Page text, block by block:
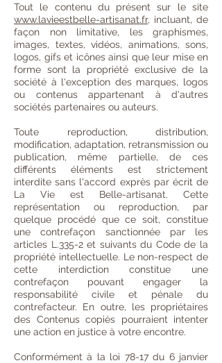
Tout le contenu du présent sur le site
www.lavieestbelle-artisanat.fr, incluant, de
façon non limitative, les graphismes,
images, textes, vidéos, animations, sons,
logos, gifs et icônes ainsi que leur mise en
forme sont la propriété exclusive de la
société à l'exception des marques, logos
ou contenus appartenant à d'autres
sociétés partenaires ou auteurs.
Toute reproduction, distribution,
modification, adaptation, retransmission ou
publication, même partielle, de ces
différents éléments est strictement
interdite sans l'accord exprès par écrit de
La Vie est Belle-artisanat. Cette
représentation ou reproduction, par
quelque procédé que ce soit, constitue
une contrefaçon sanctionnée par les
articles L.335-2 et suivants du Code de la
propriété intellectuelle. Le non-respect de
cette interdiction constitue une
contrefaçon pouvant engager la
responsabilité civile et pénale du
contrefacteur. En outre, les propriétaires
des Contenus copiés pourraient intenter
une action en justice à votre encontre.
Conformément à la loi 78-17 du 6 janvier